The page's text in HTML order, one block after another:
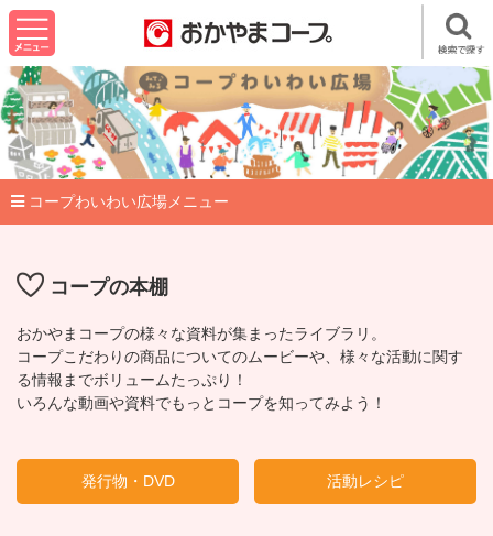
コープわいわい広場メニュー
コープの本棚
おかやまコープの様々な資料が集まったライブラリ。
コープこだわりの商品についてのムービーや、様々な活動に関す
る情報までボリュームたっぷり！
いろんな動画や資料でもっとコープを知ってみよう！
発行物・DVD 活動レシピ